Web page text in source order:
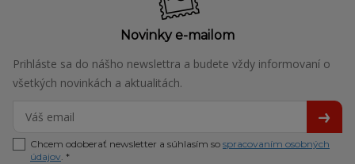
Novinky e-mailom
Prihláste sa do nášho newslettra a budete vždy informovaní o
všetkých novinkách a aktualitách.
Chcem odoberať newsletter a súhlasím so spracovaním osobných
údajov. *